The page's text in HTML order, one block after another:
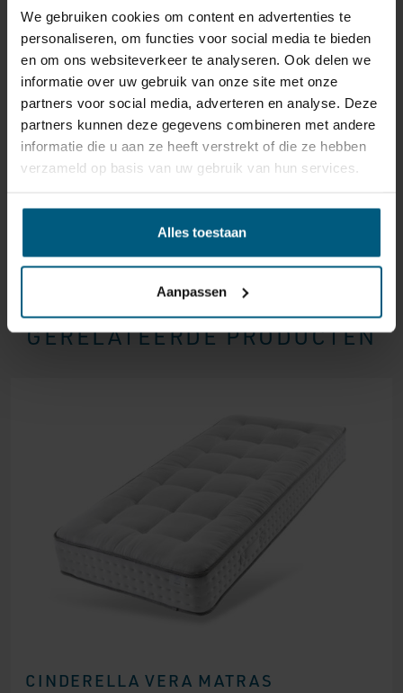
We gebruiken cookies om content en advertenties te
personaliseren, om functies voor social media te bieden
en om ons websiteverkeer te analyseren. Ook delen we
informatie over uw gebruik van onze site met onze
partners voor social media, adverteren en analyse. Deze
partners kunnen deze gegevens combineren met andere
informatie die u aan ze heeft verstrekt of die ze hebben
verzameld op basis van uw gebruik van hun services.
Alles toestaan
Aanpassen
reden ook is, u heeft het recht uw bestelling tot 14
dagen na ontvangst zonder opgave van reden te
annuleren. Behandel het product met zorg en zorg
ervoor dat deze bij het retour sturen goed verpakt is.
Mocht het product beschadigd zijn of is de verpakking
meer beschadigd dan nodig, dan kunnen we deze
waardevermindering van het product aan u
doorberekenen.
GERELATEERDE PRODUCTEN
CINDERELLA VERA MATRAS